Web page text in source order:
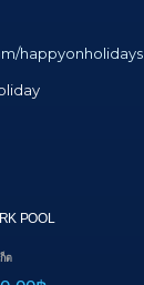
happyonholidays
POOL
ต